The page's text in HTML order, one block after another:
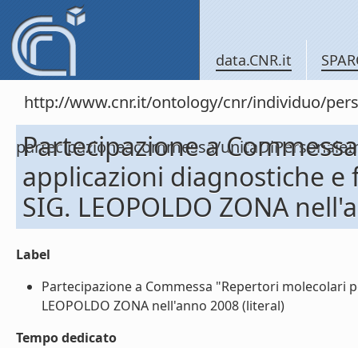
data.CNR.it
http://www.cnr.it/ontology/cnr/individuo/
partecipazioneacommessa/
Partecipazione a
applicazioni diagnostiche e
SIG. LEOPOLDO ZONA
Label
Partecipazione a Commessa "Repertori molecolari
LEOPOLDO ZONA nell'anno 2008 (literal)
Tempo dedicato